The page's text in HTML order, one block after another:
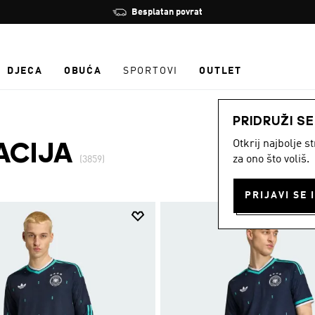
Zaustavi
rotaciju
Učlani se i ostvari 10 % popusta
DJECA OBUĆA SPORTOVI OUTLET
PRIDRUŽI
Otkrij najbolje
za ono što voliš.
(3859)